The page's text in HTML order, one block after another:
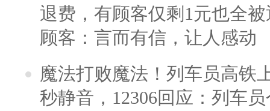
退费，有顾客仅剩1元也全
顾客：言而有信，让人感动
魔法打败魔法！列车员高铁
秒静音，12306回应：列车